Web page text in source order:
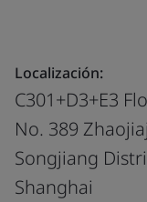
Localización:
C301+D3+E3
No. 389
Songjiang
Shanghai